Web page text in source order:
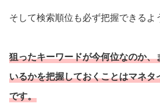
そして検索順位も必ず把握できるよ
狙ったキーワードが今何位なのか
いるかを把握しておくことはマネ
です。